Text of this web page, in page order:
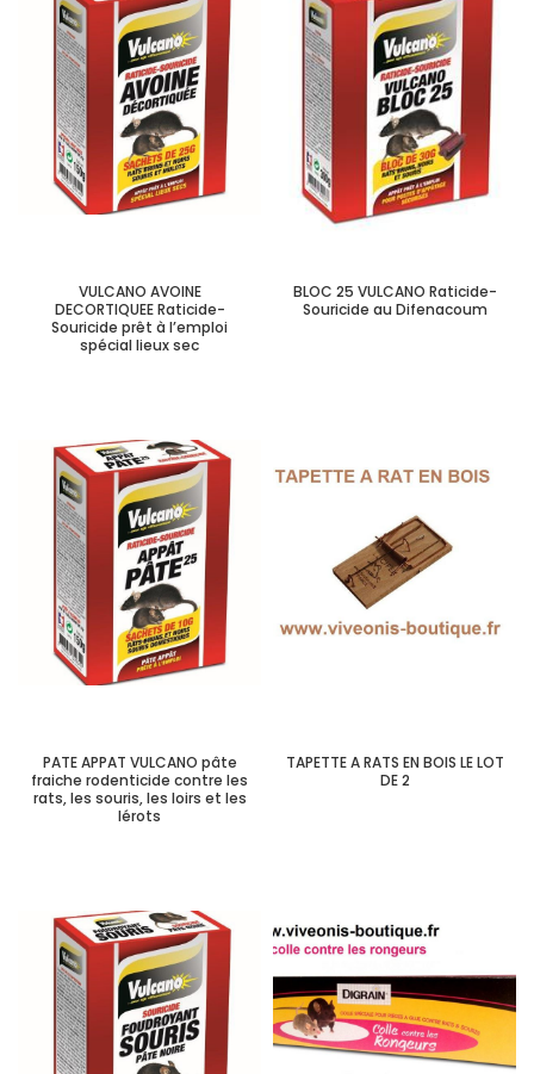
VULCANO AVOINE
DECORTIQUEE Raticide-
Souricide prêt à l’emploi
spécial lieux sec
BLOC 25 VULCANO Raticide-
Souricide au Difenacoum
PATE APPAT VULCANO pâte
fraiche rodenticide contre les
rats, les souris, les loirs et les
lérots
TAPETTE A RATS EN BOIS LE LOT
DE 2